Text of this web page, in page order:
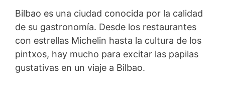
Bilbao es una ciudad conocida por la calidad
de su gastronomía. Desde los restaurantes
con estrellas Michelin hasta la cultura de los
pintxos, hay mucho para excitar las papilas
gustativas en un viaje a Bilbao.